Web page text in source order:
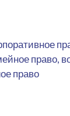
право,
право